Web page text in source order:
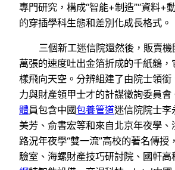
專門研究，構成“智能+制造”“資料+
的穿插學科生態和差別化成長格式。
三個新工迷信院還然後，販賣
萬張的速度吐出金箔折成的千紙鶴
樣飛向天空。分辨組建了由院士領
力與財產領甲士才的計謀徵詢委員會
體員包含中國包養管道迷信院院士李
美芳、俞書宏等和來自北京年夜學
路況年夜學“雙一流”高校的著名傳授
驗室、海螺財產技巧研討院、國軒高